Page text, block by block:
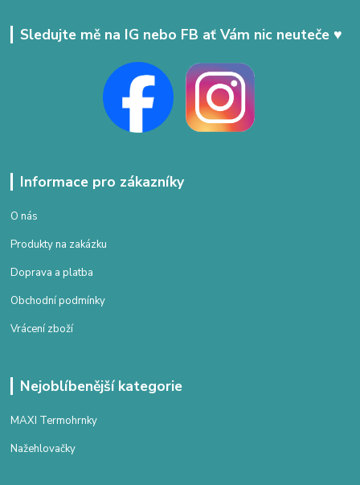
Sledujte mě na IG nebo FB ať Vám nic neuteče ♥
Informace pro zákazníky
O nás
Produkty na zakázku
Doprava a platba
Obchodní podmínky
Vrácení zboží
Nejoblíbenější kategorie
MAXI Termohrnky
Nažehlovačky